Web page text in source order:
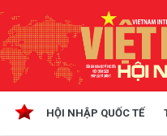
HỘI NHẬP QUỐC TẾ